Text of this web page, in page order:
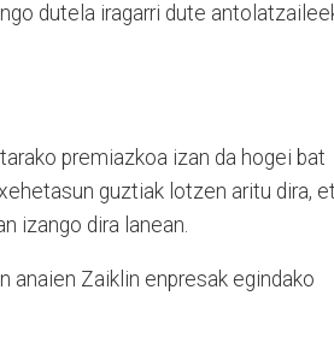
dutela iragarri dute
premiazkoa izan da hogei bat
guztiak lotzen aritu dira,
izango dira lanean.
anaien Zaiklin enpresak egindako